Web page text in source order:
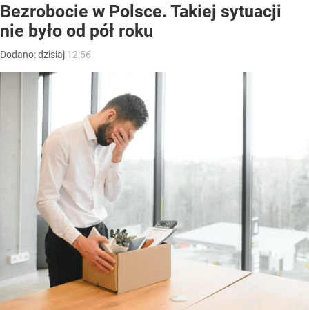
Bezrobocie w Polsce. Takiej sytuacji
nie było od pół roku
Dodano:dzisiaj 12:56